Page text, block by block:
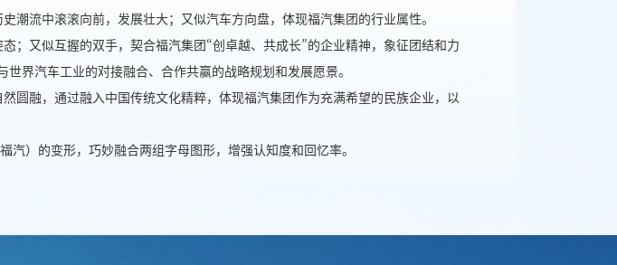
流中滚滚向前，发展壮大；又似汽车方向盘，体现福汽集团的行业属性。
又似互握的双手，契合福汽集团“创卓越、共成长”的企业精神，象征团结和力
界汽车工业的对接融合、合作共赢的战略规划和发展愿景。
融，通过融入中国传统文化精粹，体现福汽集团作为充满希望的民族企业，以
）的变形，巧妙融合两组字母图形，增强认知度和回忆率。